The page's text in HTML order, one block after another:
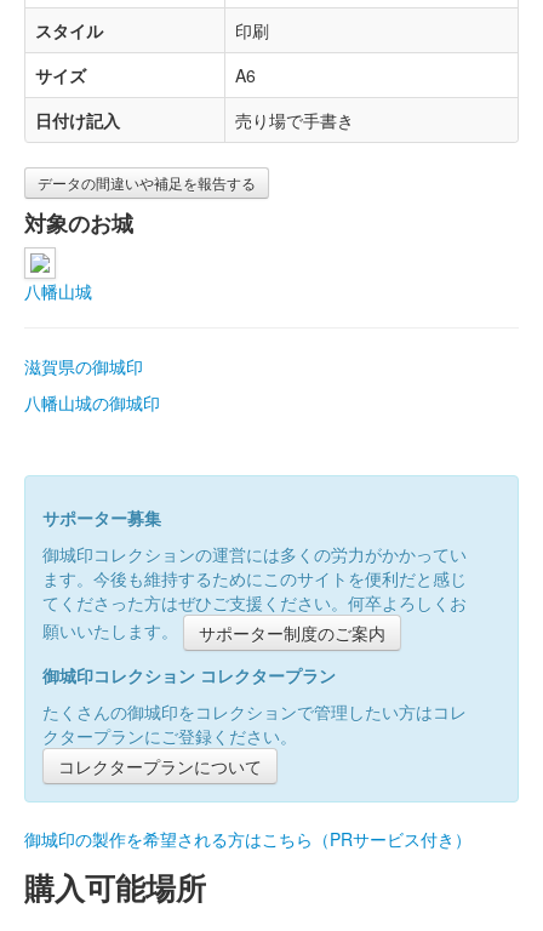
スタイル
印刷
サイズ
A6
日付け記入
売り場で手書き
データの間違いや補足を報告する
対象のお城
八幡山城
滋賀県の御城印
八幡山城の御城印
サポーター募集
御城印コレクションの運営には多くの労力がかかってい
ます。今後も維持するためにこのサイトを便利だと感じ
てくださった方はぜひご支援ください。何卒よろしくお
願いいたします。
サポーター制度のご案内
御城印コレクション コレクタープラン
たくさんの御城印をコレクションで管理したい方はコレ
クタープランにご登録ください。
コレクタープランについて
御城印の製作を希望される方はこちら（PRサービス付き）
購入可能場所